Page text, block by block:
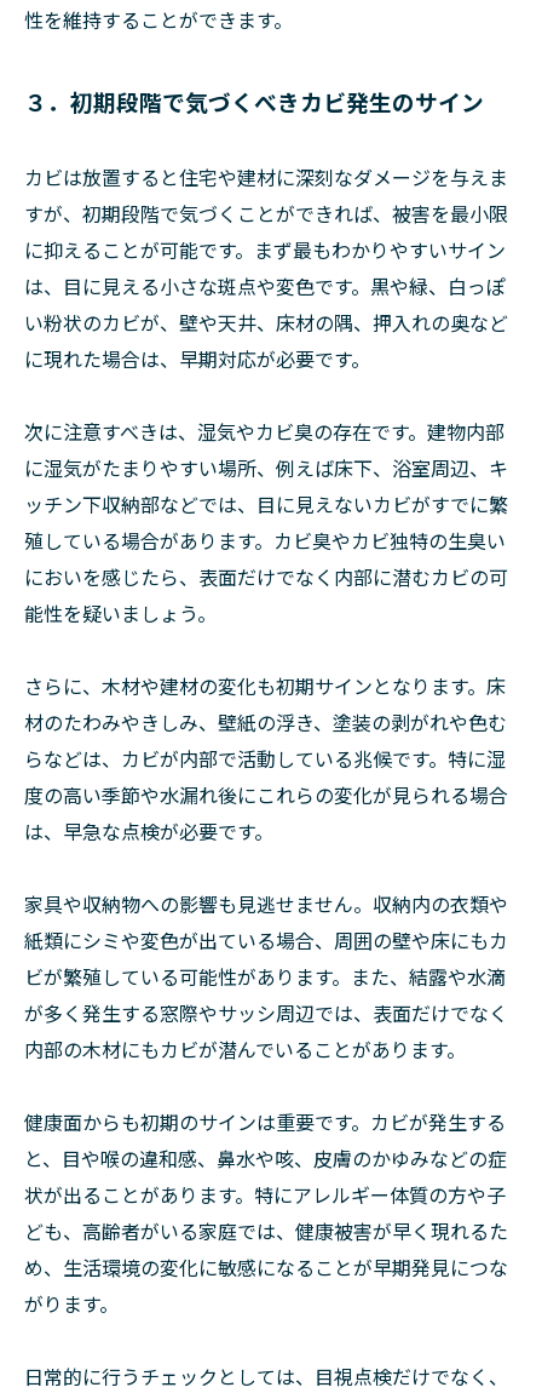
性を維持することができます。
３．初期段階で気づくべきカビ発生のサイン
カビは放置すると住宅や建材に深刻なダメージを与えま
すが、初期段階で気づくことができれば、被害を最小限
に抑えることが可能です。まず最もわかりやすいサイン
は、目に見える小さな斑点や変色です。黒や緑、白っぽ
い粉状のカビが、壁や天井、床材の隅、押入れの奥など
に現れた場合は、早期対応が必要です。
次に注意すべきは、湿気やカビ臭の存在です。建物内部
に湿気がたまりやすい場所、例えば床下、浴室周辺、キ
ッチン下収納部などでは、目に見えないカビがすでに繁
殖している場合があります。カビ臭やカビ独特の生臭い
においを感じたら、表面だけでなく内部に潜むカビの可
能性を疑いましょう。
さらに、木材や建材の変化も初期サインとなります。床
材のたわみやきしみ、壁紙の浮き、塗装の剥がれや色む
らなどは、カビが内部で活動している兆候です。特に湿
度の高い季節や水漏れ後にこれらの変化が見られる場合
は、早急な点検が必要です。
家具や収納物への影響も見逃せません。収納内の衣類や
紙類にシミや変色が出ている場合、周囲の壁や床にもカ
ビが繁殖している可能性があります。また、結露や水滴
が多く発生する窓際やサッシ周辺では、表面だけでなく
内部の木材にもカビが潜んでいることがあります。
健康面からも初期のサインは重要です。カビが発生する
と、目や喉の違和感、鼻水や咳、皮膚のかゆみなどの症
状が出ることがあります。特にアレルギー体質の方や子
ども、高齢者がいる家庭では、健康被害が早く現れるた
め、生活環境の変化に敏感になることが早期発見につな
がります。
日常的に行うチェックとしては、目視点検だけでなく、